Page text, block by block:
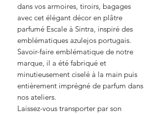
dans vos armoires, tiroirs, bagages
avec cet élégant décor en plâtre
parfumé Escale à Sintra, inspiré des
emblématiques azulejos portugais.
Savoir-faire emblématique de notre
marque, il a été fabriqué et
minutieusement ciselé à la main puis
entièrement imprégné de parfum dans
nos ateliers.
Laissez-vous transporter par son